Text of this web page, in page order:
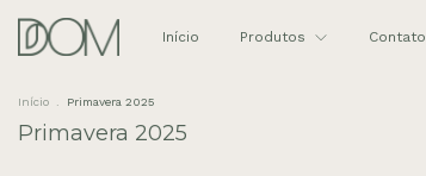
Início Produtos Contato
Início Primavera 2025
Primavera 2025